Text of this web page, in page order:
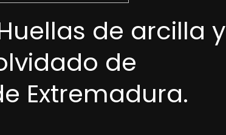
de arcilla y
de
Extremadura.